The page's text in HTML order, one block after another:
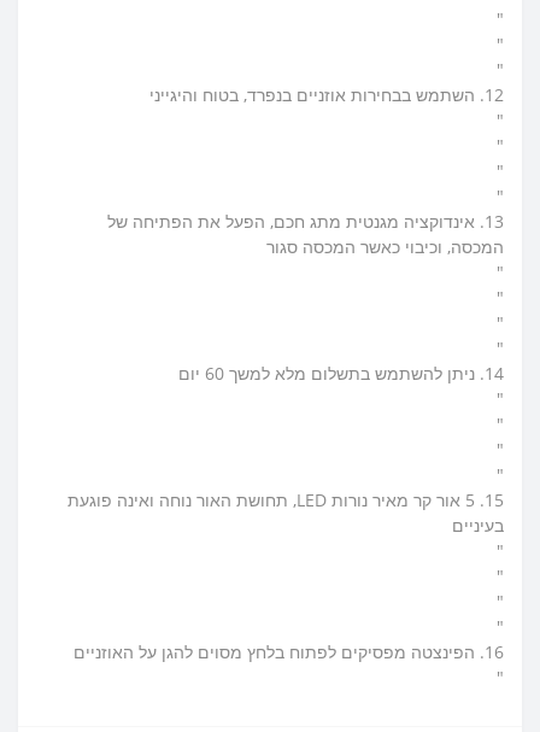
"
"
"
12. השתמש בבחירות אוזניים בנפרד, בטוח והיגייני
"
"
"
"
13. אינדוקציה מגנטית מתג חכם, הפעל את הפתיחה של
המכסה, וכיבוי כאשר המכסה סגור
"
"
"
"
14. ניתן להשתמש בתשלום מלא למשך 60 יום
"
"
"
"
15. 5 אור קר מאיר נורות LED, תחושת האור נוחה ואינה פוגעת
בעיניים
"
"
"
"
16. הפינצטה מפסיקים לפתוח בלחץ מסוים להגן על האוזניים
"